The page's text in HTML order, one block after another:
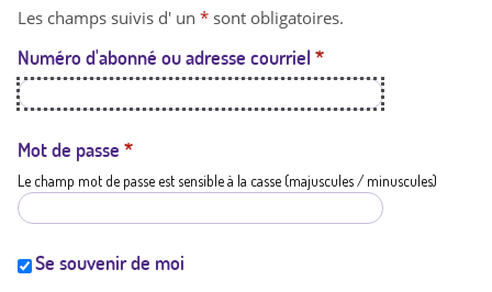
t
a
t
i
Les champs suivis d' un * sont obligatoires.
Numéro d'abonné ou adresse courriel *
Mot de passe *
Le champ mot de passe est sensible à la casse (majuscules / minuscules)
Se souvenir de moi